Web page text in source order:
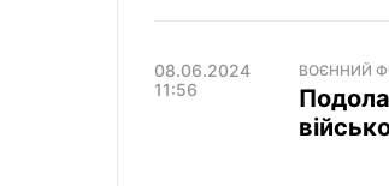
08.06.2024
11:56
ВОЄННИЙ